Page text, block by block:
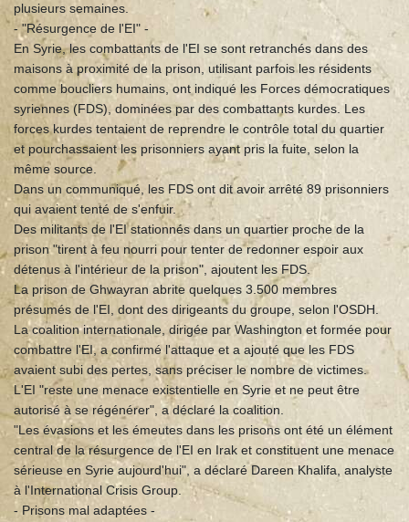
plusieurs semaines.
- "Résurgence de l'EI" -
En Syrie, les combattants de l'EI se sont retranchés dans des
maisons à proximité de la prison, utilisant parfois les résidents
comme boucliers humains, ont indiqué les Forces démocratiques
syriennes (FDS), dominées par des combattants kurdes. Les
forces kurdes tentaient de reprendre le contrôle total du quartier
et pourchassaient les prisonniers ayant pris la fuite, selon la
même source.
Dans un communiqué, les FDS ont dit avoir arrêté 89 prisonniers
qui avaient tenté de s'enfuir.
Des militants de l'EI stationnés dans un quartier proche de la
prison "tirent à feu nourri pour tenter de redonner espoir aux
détenus à l'intérieur de la prison", ajoutent les FDS.
La prison de Ghwayran abrite quelques 3.500 membres
présumés de l'EI, dont des dirigeants du groupe, selon l'OSDH.
La coalition internationale, dirigée par Washington et formée pour
combattre l'EI, a confirmé l'attaque et a ajouté que les FDS
avaient subi des pertes, sans préciser le nombre de victimes.
L'EI "reste une menace existentielle en Syrie et ne peut être
autorisé à se régénérer", a déclaré la coalition.
"Les évasions et les émeutes dans les prisons ont été un élément
central de la résurgence de l'EI en Irak et constituent une menace
sérieuse en Syrie aujourd'hui", a déclaré Dareen Khalifa, analyste
à l'International Crisis Group.
- Prisons mal adaptées -